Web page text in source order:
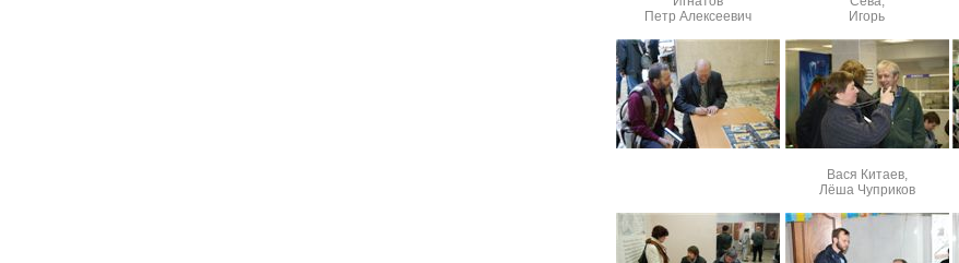
Петр Алексеевич
Игорь
Вася Китаев,
Лёша Чуприков